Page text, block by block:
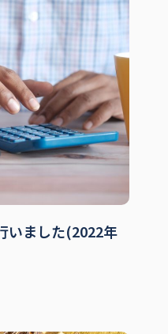
いました(2022年